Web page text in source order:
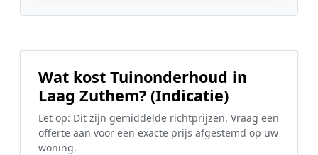
Wat kost Tuinonderhoud in
Laag Zuthem? (Indicatie)
Let op: Dit zijn gemiddelde richtprijzen. Vraag een
offerte aan voor een exacte prijs afgestemd op uw
woning.